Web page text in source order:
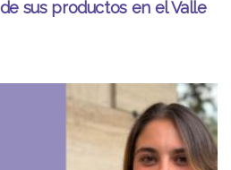
sus productos en el Valle